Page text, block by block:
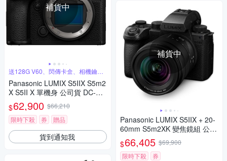
補貨中
送128G V60、閃傳卡盒、相機鑰匙
圈
Panasonic LUMIX S5IIX S5m2
X S5II X 單機身 公司貨 DC-S5
M2X
$62,900 $66,210
限時下殺
券 贈品
貨到通知我
補貨中
Panasonic LUMIX S5IIX + 20-
60mm S5m2XK 變焦鏡組 公司
貨 DC-S5M2XK
$66,405 $69,900
限時下殺
券